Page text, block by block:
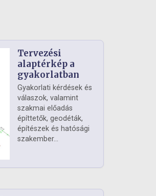
Tervezési
alaptérkép a
gyakorlatban
Gyakorlati kérdések és
válaszok, valamint
szakmai előadás
építtetők, geodéták,
építészek és hatósági
szakember...